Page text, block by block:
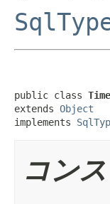
public class
extends Object
implements
コン